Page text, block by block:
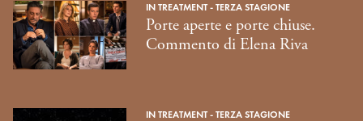
IN TREATMENT - TERZA STAGIONE
Porte aperte e porte chiuse.
Commento di Elena Riva
IN TREATMENT - TERZA STAGIONE